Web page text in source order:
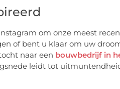
om onze meest
of bent u klaar om uw
naar een bouwbedrijf in
leidt tot